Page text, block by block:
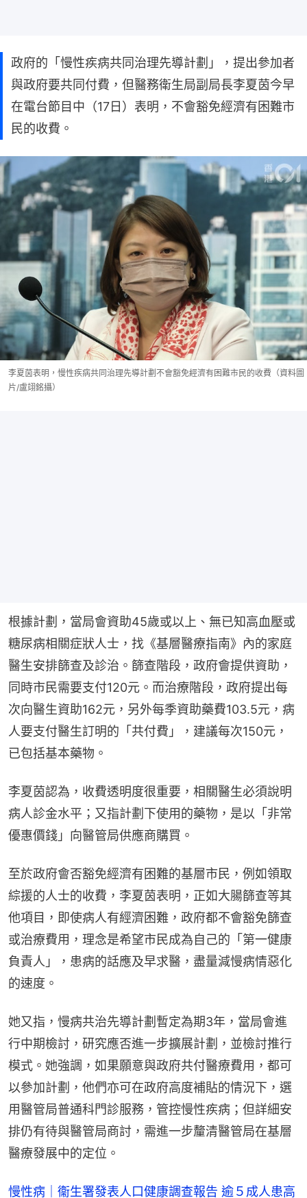
政府的「慢性疾病共同治理先導計劃」，提出參加者
與政府要共同付費，但醫務衛生局副局長李夏茵今早
在電台節目中（17日）表明，不會豁免經濟有困難市
民的收費。
李夏茵表明，慢性疾病共同治理先導計劃不會豁免經濟有困難市民的收費（資料圖
片/盧翊銘攝）
根據計劃，當局會資助45歲或以上、無已知高血壓或
糖尿病相關症狀人士，找《基層醫療指南》內的家庭
醫生安排篩查及診治。篩查階段，政府會提供資助，
同時市民需要支付120元。而治療階段，政府提出每
次向醫生資助162元，另外每季資助藥費103.5元，病
人要支付醫生訂明的「共付費」，建議每次150元，
已包括基本藥物。
李夏茵認為，收費透明度很重要，相關醫生必須說明
病人診金水平；又指計劃下使用的藥物，是以「非常
優惠價錢」向醫管局供應商購買。
至於政府會否豁免經濟有困難的基層市民，例如領取
綜援的人士的收費，李夏茵表明，正如大腸篩查等其
他項目，即使病人有經濟困難，政府都不會豁免篩查
或治療費用，理念是希望市民成為自己的「第一健康
負責人」，患病的話應及早求醫，盡量減慢病情惡化
的速度。
她又指，慢病共治先導計劃暫定為期3年，當局會進
行中期檢討，研究應否進一步擴展計劃，並檢討推行
模式。她強調，如果願意與政府共付醫療費用，都可
以參加計劃，他們亦可在政府高度補貼的情況下，選
用醫管局普通科門診服務，管控慢性疾病；但詳細安
排仍有待與醫管局商討，需進一步釐清醫管局在基層
醫療發展中的定位。
慢性病｜衞生署發表人口健康調查報告 逾５成人患高